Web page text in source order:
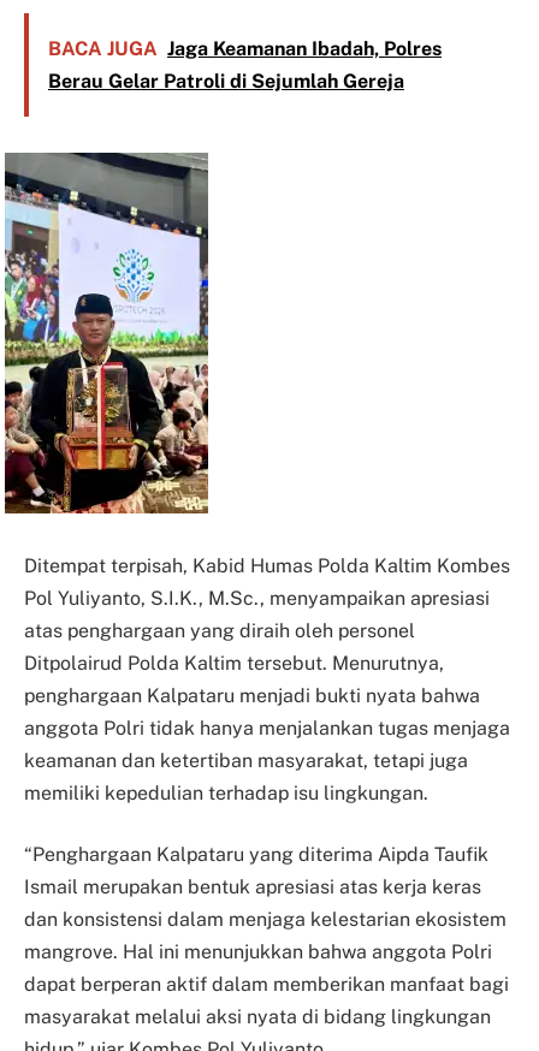
BACA JUGA Jaga Keamanan Ibadah, Polres
Berau Gelar Patroli di Sejumlah Gereja
Ditempat terpisah, Kabid Humas Polda Kaltim Kombes
Pol Yuliyanto, S.I.K., M.Sc., menyampaikan apresiasi
atas penghargaan yang diraih oleh personel
Ditpolairud Polda Kaltim tersebut. Menurutnya,
penghargaan Kalpataru menjadi bukti nyata bahwa
anggota Polri tidak hanya menjalankan tugas menjaga
keamanan dan ketertiban masyarakat, tetapi juga
memiliki kepedulian terhadap isu lingkungan.
“Penghargaan Kalpataru yang diterima Aipda Taufik
Ismail merupakan bentuk apresiasi atas kerja keras
dan konsistensi dalam menjaga kelestarian ekosistem
mangrove. Hal ini menunjukkan bahwa anggota Polri
dapat berperan aktif dalam memberikan manfaat bagi
masyarakat melalui aksi nyata di bidang lingkungan